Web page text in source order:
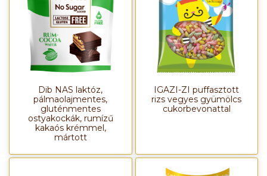
Dib NAS laktóz,
pálmaolajmentes,
gluténmentes
ostyakockák, rumízű
kakaós krémmel,
mártott
IGAZI-ZI puffasztott
rizs vegyes gyümölcs
cukorbevonattal